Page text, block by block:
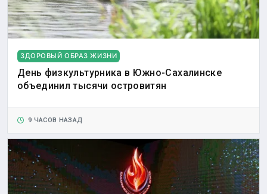
ЗДОРОВЫЙ ОБРАЗ ЖИЗНИ
День физкультурника в Южно-Сахалинске
объединил тысячи островитян
9 ЧАСОВ НАЗАД